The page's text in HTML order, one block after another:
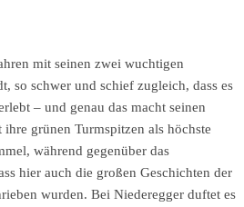
mit seinen zwei wuchtigen
so schwer und schief zugleich, dass es
– und genau das macht seinen
grünen Turmspitzen als höchste
während gegenüber das
hier auch die großen Geschichten der
wurden. Bei Niederegger duftet es